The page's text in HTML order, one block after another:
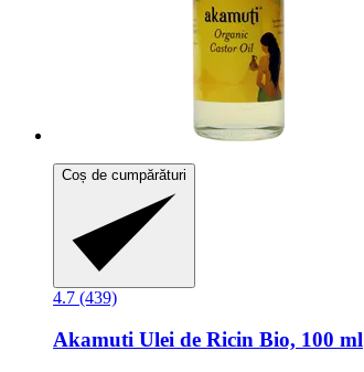
Coș de cumpărături
4.7 (439)
Akamuti Ulei de Ricin Bio, 100 ml